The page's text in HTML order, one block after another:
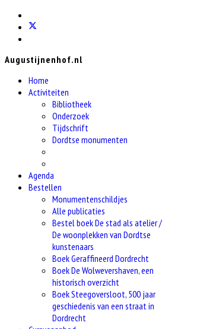
Augustijnenhof.nl
Home
Activiteiten
Bibliotheek
Onderzoek
Tijdschrift
Dordtse monumenten
Agenda
Bestellen
Monumentenschildjes
Alle publicaties
Bestel boek De stad als atelier /
De woonplekken van Dordtse
kunstenaars
Boek Geraffineerd Dordrecht
Boek De Wolwevershaven, een
historisch overzicht
Boek Steegoversloot, 500 jaar
geschiedenis van een straat in
Dordrecht